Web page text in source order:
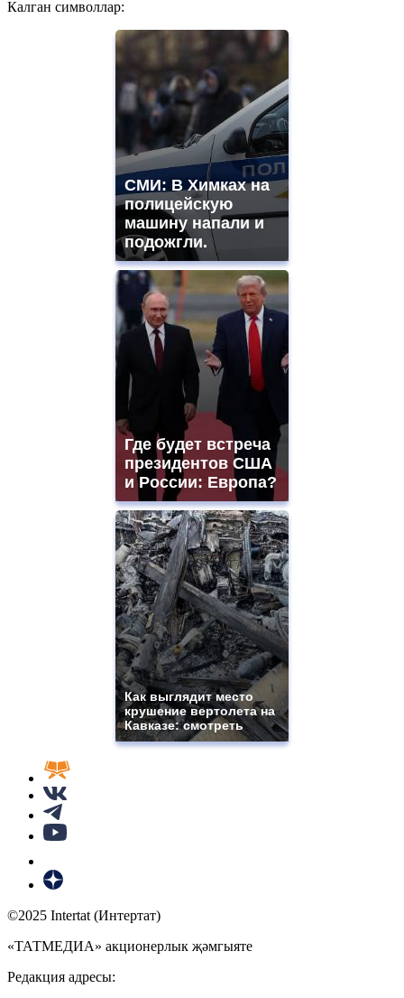
Калган символлар:
СМИ: В Химках на
полицейскую
машину напали и
подожгли.
Где будет встреча
президентов США
и России: Европа?
Как выглядит место
крушение вертолета на
Кавказе: смотреть
©2025 Intertat (Интертат)
«ТАТМЕДИА» акционерлык җәмгыяте
Редакция адресы: